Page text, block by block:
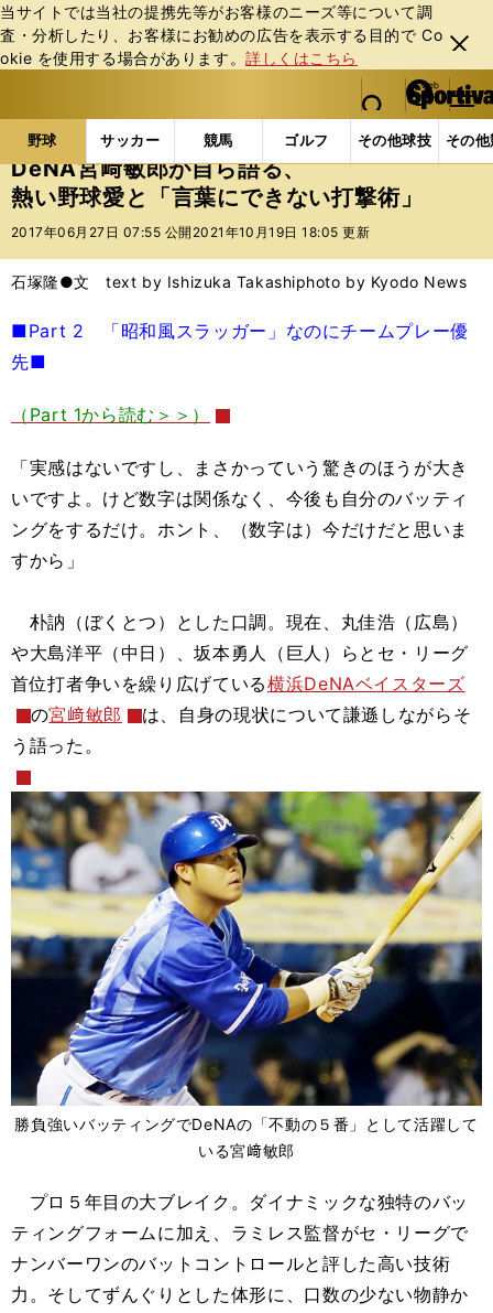
当サイトでは当社の提携先等がお客様のニーズ等について調
査・分析したり、お客様にお勧めの広告を表⽰する⽬的で Co
okie を使⽤する場合があります。詳しくはこちら
閉じ
る
web Sportiva (webスポルティーバ)
検索
マイペ
ー
ジ
メニュ
野球 サッカー 競馬 ゴルフ その他球技 その
b
ス
ポ
ル
バ
野球の記事一覧 プロ野球 DeNA宮﨑敏郎が自ら語
DeNA宮﨑敏郎が自ら語る、
熱い野球愛と「言葉にできない打撃術」
2017年06月27日 07:55 公開 2021年10月19日 18:05 更新
石塚隆●文 text by Ishizuka Takashiphoto by Kyodo News
■Part 2 「昭和風スラッガー」なのにチームプレー優
先■
（Part 1から読む＞＞）
「実感はないですし、まさかっていう驚きのほうが大き
いですよ。けど数字は関係なく、今後も自分のバッティ
ングをするだけ。ホント、（数字は）今だけだと思いま
すから」
朴訥（ぼくとつ）とした口調。現在、丸佳浩（広島）
や大島洋平（中日）、坂本勇人（巨人）らとセ・リーグ
首位打者争いを繰り広げている横浜DeNAベイスターズ
の宮﨑敏郎
は、自身の現状について謙遜しながらそ
う語った。
勝負強いバッティングでDeNAの「不動の５番」として活躍して
いる宮﨑敏郎
プロ５年目の大ブレイク。ダイナミックな独特のバッ
ティングフォームに加え、ラミレス監督がセ・リーグで
ナンバーワンのバットコントロールと評した高い技術
力。そしてずんぐりとした体形に、口数の少ない物静か